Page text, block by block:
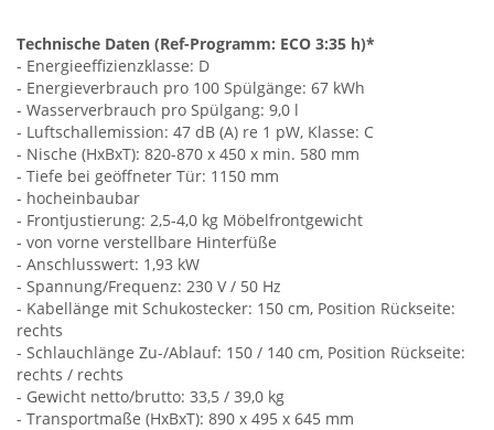
Technische Daten (Ref-Programm: ECO 3:35 h)*
- Energieeffizienzklasse: D
- Energieverbrauch pro 100 Spülgänge: 67 kWh
- Wasserverbrauch pro Spülgang: 9,0 l
- Luftschallemission: 47 dB (A) re 1 pW, Klasse: C
- Nische (HxBxT): 820-870 x 450 x min. 580 mm
- Tiefe bei geöffneter Tür: 1150 mm
- hocheinbaubar
- Frontjustierung: 2,5-4,0 kg Möbelfrontgewicht
- von vorne verstellbare Hinterfüße
- Anschlusswert: 1,93 kW
- Spannung/Frequenz: 230 V / 50 Hz
- Kabellänge mit Schukostecker: 150 cm, Position Rückseite:
rechts
- Schlauchlänge Zu-/Ablauf: 150 / 140 cm, Position Rückseite:
rechts / rechts
- Gewicht netto/brutto: 33,5 / 39,0 kg
- Transportmaße (HxBxT): 890 x 495 x 645 mm